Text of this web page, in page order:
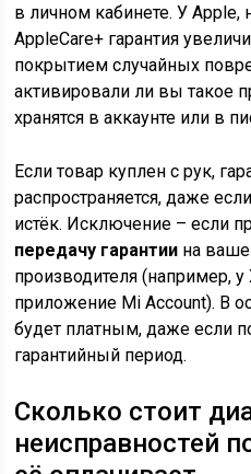
в личном кабинете. У Apple,
AppleCare+ гарантия
покрытием случайных
активировали ли вы такое
хранятся в аккаунте или в
Если товар куплен с рук,
распространяется, даже
истёк. Исключение – если
передачу гарантии на
производителя (например, у
приложение Mi Account). В
будет платным, даже если
гарантийный период.
Сколько стоит
неисправностей